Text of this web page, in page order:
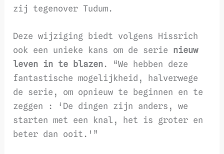
zij tegenover Tudum.
Deze wijziging biedt volgens Hissrich
ook een unieke kans om de serie nieuw
leven in te blazen. “We hebben deze
fantastische mogelijkheid, halverwege
de serie, om opnieuw te beginnen en te
zeggen : ‘De dingen zijn anders, we
starten met een knal, het is groter en
beter dan ooit.'”